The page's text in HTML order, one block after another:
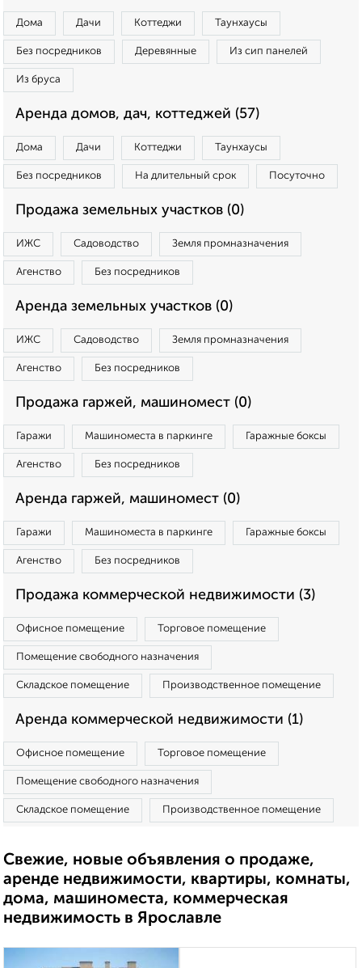
Дома Дачи Коттеджи Таунхаусы
Без посредников Деревянные Из сип панелей
Из бруса
Аренда домов, дач, коттеджей (57)
Дома Дачи Коттеджи Таунхаусы
Без посредников На длительный срок Посуточно
Продажа земельных участков (0)
ИЖС Садоводство Земля промназначения
Агенство Без посредников
Аренда земельных участков (0)
ИЖС Садоводство Земля промназначения
Агенство Без посредников
Продажа гаржей, машиномест (0)
Гаражи Машиноместа в паркинге Гаражные боксы
Агенство Без посредников
Аренда гаржей, машиномест (0)
Гаражи Машиноместа в паркинге Гаражные боксы
Агенство Без посредников
Продажа коммерческой недвижимости (3)
Офисное помещение Торговое помещение
Помещение свободного назначения
Складское помещение Производственное помещение
Аренда коммерческой недвижимости (1)
Офисное помещение Торговое помещение
Помещение свободного назначения
Складское помещение Производственное помещение
Свежие, новые объявления о продаже,
аренде недвижимости, квартиры, комнаты,
дома, машиноместа, коммерческая
недвижимость в Ярославле